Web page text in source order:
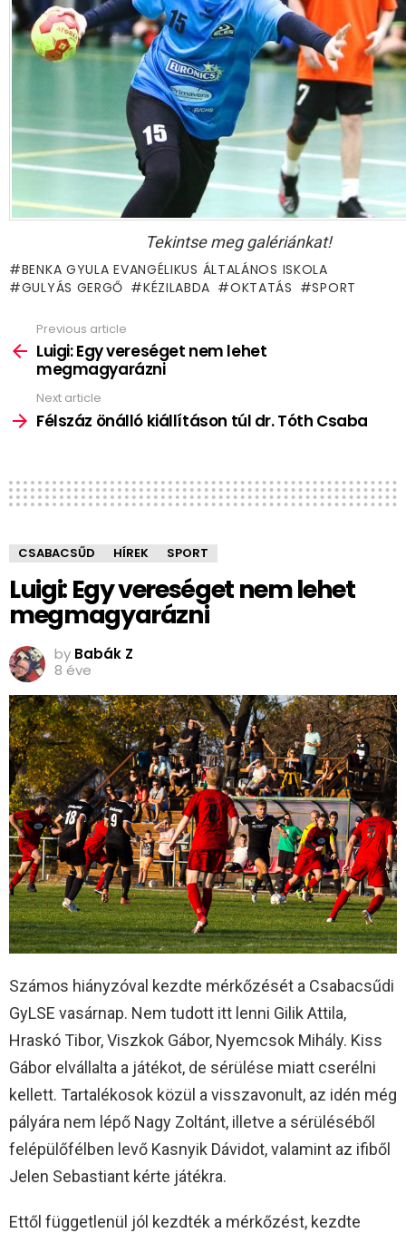
Tekintse meg galériánkat!
BENKA GYULA EVANGÉLIKUS ÁLTALÁNOS ISKOLA
GULYÁS GERGŐ
KÉZILABDA OKTATÁS SPORT
more
Previous article
Luigi: Egy vereséget nem lehet
megmagyarázni
Next article
Félszáz önálló kiállításon túl dr. Tóth Csaba
CSABACSŰD HÍREK SPORT
Luigi: Egy vereséget nem lehet
megmagyarázni
by Babák Z
8 éve
Számos hiányzóval kezdte mérkőzését a Csabacsűdi
GyLSE vasárnap. Nem tudott itt lenni Gilik Attila,
Hraskó Tibor, Viszkok Gábor, Nyemcsok Mihály. Kiss
Gábor elvállalta a játékot, de sérülése miatt cserélni
kellett. Tartalékosok közül a visszavonult, az idén még
pályára nem lépő Nagy Zoltánt, illetve a sérüléséből
felépülőfélben levő Kasnyik Dávidot, valamint az ifiből
Jelen Sebastiant kérte játékra.
Ettől függetlenül jól kezdték a mérkőzést, kezdte